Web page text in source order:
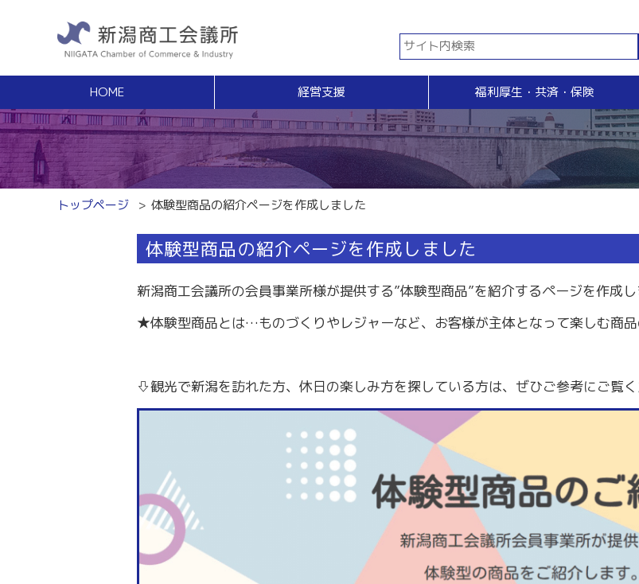
HOME 経営支援
経営支援
経営相談
無料窓口相談
専門家ネットワーク
経営安定特別相談室
中小企業支援サイト「ミラサポ」
新潟県建設サポートセンター
税務相談（無料相談窓口）
事業承継・Ｍ＆Ａ
事業承継支援（無料相談窓口）
事業承継簡易診断
M＆Aの相談・斡旋
創業塾
事業計画・創業融資相談（無料窓口相談）
スキルアップ
商工会議所ライブラリー
販売拡
販売拡大
商い情報便
電子商い情報便
商いつなぐサイ
交流会
視察見学会
ビジネス情報交
女性会
研究会
新潟国際ビジネ
福利厚生・共済・保険
福利
健康増進サポート
共済等
生命共済制度「チューリップ共済」
小規模企業共済制度
火災共済
国民年金基金
イベント・セミナー・検定
イベント・セミナー
検定
各種証明書・申請
貿易関係証明
電子証明書発行
【受付終了】GS1事業者（JAN企業）コー
トップページ 体験型商品の紹介ページを作成しました
体験型商品の紹介ページを作成しました
新潟商工会議所の会員事業所様が提供する”体験型商品”を紹介するページを作成し
★体験型商品とは…ものづくりやレジャーなど、お客様が主体となって楽しむ商品
⇩観光で新潟を訪れた方、休日の楽しみ方を探している方は、ぜひご参考にご覧